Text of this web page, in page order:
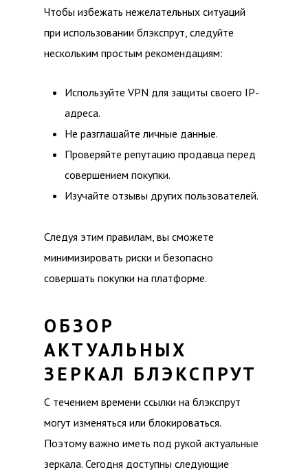
Чтобы избежать нежелательных ситуаций
при использовании блэкспрут, следуйте
нескольким простым рекомендациям:
Используйте VPN для защиты своего IP-
адреса.
Не разглашайте личные данные.
Проверяйте репутацию продавца перед
совершением покупки.
Изучайте отзывы других пользователей.
Следуя этим правилам, вы сможете
минимизировать риски и безопасно
совершать покупки на платформе.
ОБЗОР
АКТУАЛЬНЫХ
ЗЕРКАЛ БЛЭКСПРУТ
С течением времени ссылки на блэкспрут
могут изменяться или блокироваться.
Поэтому важно иметь под рукой актуальные
зеркала. Сегодня доступны следующие